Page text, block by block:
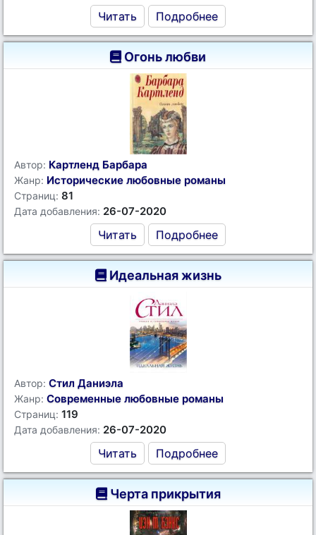
Читать Подробнее
Огонь любви
Автор: Картленд Барбара
Жанр: Исторические любовные романы
Страниц: 81
Дата добавления: 26-07-2020
Читать Подробнее
Идеальная жизнь
Автор: Стил Даниэла
Жанр: Современные любовные романы
Страниц: 119
Дата добавления: 26-07-2020
Читать Подробнее
Черта прикрытия